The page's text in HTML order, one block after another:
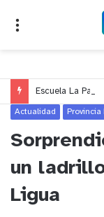
Actualidad Provincia
un
Ligua